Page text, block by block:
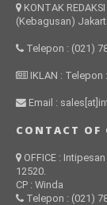
KONTAK
(Kebagusan)
Telepon : (021)
IKLAN : Telepon
Email :
CONTACT OF
OFFICE :
12520.
CP : Winda
Telepon : (021)